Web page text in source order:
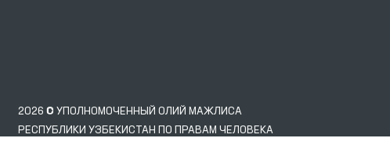
2026 © УПОЛНОМОЧЕННЫЙ ОЛИЙ МАЖЛИСА
РЕСПУБЛИКИ УЗБЕКИСТАН ПО ПРАВАМ ЧЕЛОВЕКА